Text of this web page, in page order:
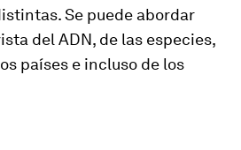
Se puede abordar
del ADN, de las especies,
países e incluso de los